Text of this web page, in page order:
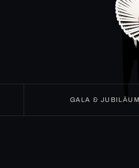
GALA & JUBILÄUM